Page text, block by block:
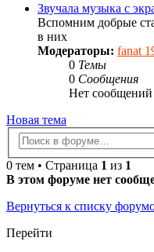
Звучала музыка с
Вспомним добрые
в них
Модераторы: fanat
0 Темы
0 Сообщения
Нет сообщений
Новая тема
0 тем • Страница 1 из 1
В этом форуме нет
Вернуться к списку
Перейти